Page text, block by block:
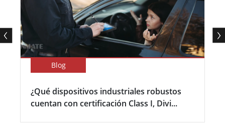
Blog
¿Qué dispositivos industriales robustos
cuentan con certificación Class I, Divi...